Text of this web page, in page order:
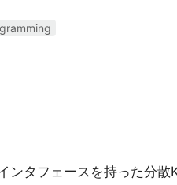
ンタフェースを持った分散